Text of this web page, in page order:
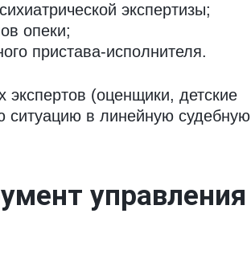
экспертизы;
опеки;
пристава-исполнителя.
(оценщики, детские
ситуацию в линейную судебную
управления